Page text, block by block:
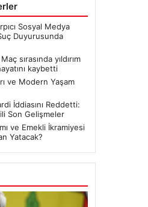
Sosyal Medya
Duyurusunda
sırasında yıldırım
kaybetti
ve Modern Yaşam
İddiasını Reddetti:
Son Gelişmeler
ve Emekli İkramiyesi
Yatacak?